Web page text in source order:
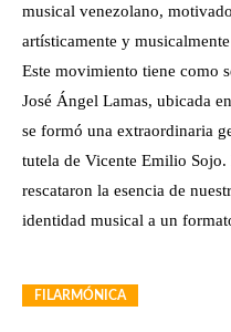
musical venezolano,
artísticamente y
Este movimiento tiene como
José Ángel Lamas, ubicada
se formó una extraordinaria
tutela de Vicente Emilio
rescataron la esencia de
identidad musical a un
FILARMÓNICA